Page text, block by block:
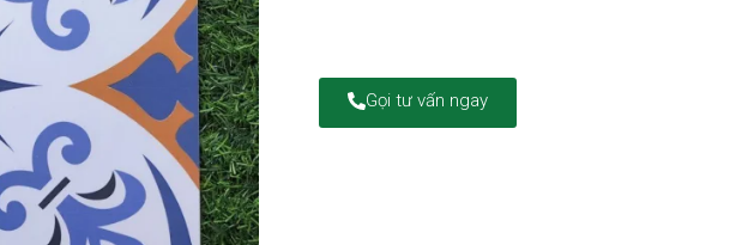
Gọi tư vấn ngay